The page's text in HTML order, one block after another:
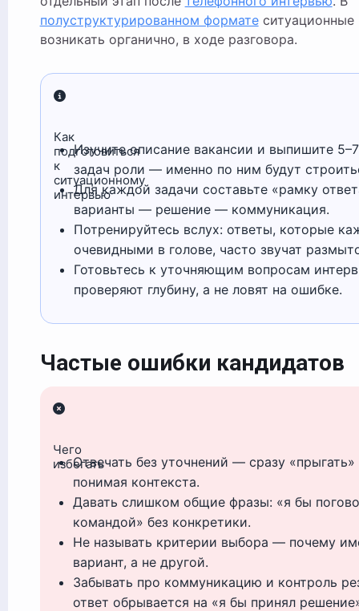
полуструктурированном форматеситуационные
возникать органично, в ходе разговора.
Как
подготовиться
к
ситуационному
интервью
Изучите описание вакансии и выпишите
задач роли — именно по ним будут
Для каждой задачи составьте «рамку
варианты — решение — коммуникация.
Потренируйтесь вслух: ответы, которые
очевидными в голове, часто звучат
Готовьтесь к уточняющим вопросам
проверяют глубину, а не ловят на ошибке.
Частые ошибки кандидатов
Чего
избегать
Отвечать без уточнений — сразу
понимая контекста.
Давать слишком общие фразы: «я бы
командой» без конкретики.
Не называть критерии выбора — почему
вариант, а не другой.
Забывать про коммуникацию и контроль
ответ обрывается на «я бы принял